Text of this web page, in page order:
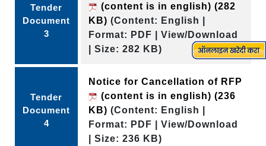
Tender
Document
3
(content is in english) (282
KB) (Content: English |
Format: PDF | View/Download
| Size: 282 KB)
Tender
Document
4
Notice for Cancellation of RFP
(content is in english) (236
KB) (Content: English |
Format: PDF | View/Download
| Size: 236 KB)